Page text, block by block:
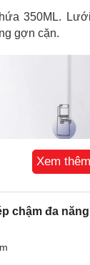
350ML.
gợn cặn.
Xem thêm
chậm đa